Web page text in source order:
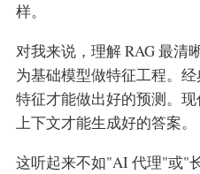
样。
对我来说，理解 RAG 最清
为基础模型做特征工程。
特征才能做出好的预测。
上下文才能生成好的答案。
这听起来不如"AI 代理"或"